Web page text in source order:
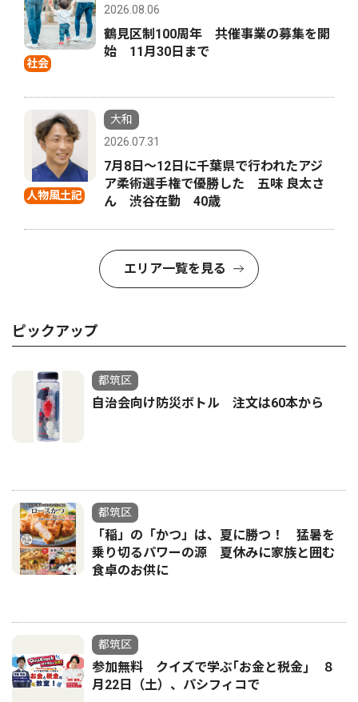
社会
2026.08.06
鶴見区制100周年 共催事業の募集を開
始 11月30日まで
人物風土記
大和
2026.07.31
7月8日〜12日に千葉県で行われたアジ
ア柔術選手権で優勝した 五味 良太さ
ん 渋谷在勤 40歳
エリア一覧を見る
ピックアップ
都筑区
自治会向け防災ボトル 注文は60本から
都筑区
「稲」の「かつ」は、夏に勝つ！ 猛暑を
乗り切るパワーの源 夏休みに家族と囲む
食卓のお供に
都筑区
参加無料 クイズで学ぶ｢お金と税金｣ ８
月22日（土）、パシフィコで